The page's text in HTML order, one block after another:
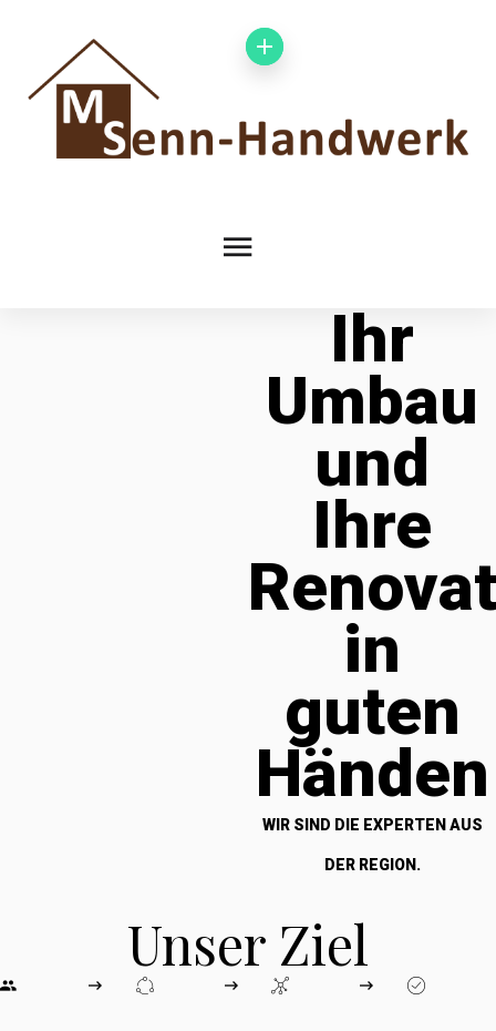
Ihr
Umbau
und
Ihre
in
guten
Händen
WIR SIND DIE EXPERTEN AUS
DER REGION.
Unser Ziel